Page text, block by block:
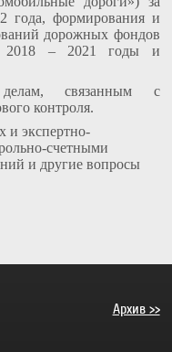
года, формирования и
дорожных фондов
2018 – 2021 годы и
связанным с
контроля.
и экспертно-
счетными
и другие вопросы
Архив >>